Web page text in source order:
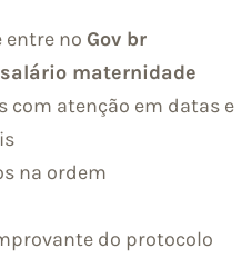
entre no Gov br
salário maternidade
com atenção em datas e
na ordem
do protocolo